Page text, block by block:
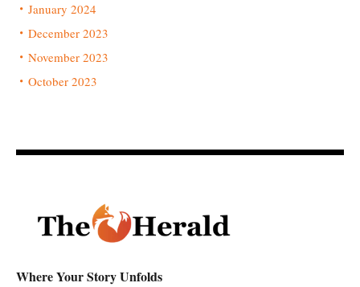
January 2024
December 2023
November 2023
October 2023
Where Your Story Unfolds